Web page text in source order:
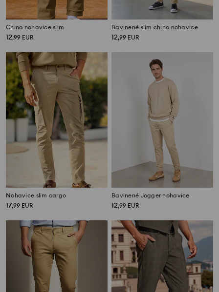
Chino nohavice slim
12,99 EUR
Bavlnené slim chino nohavice
12,99 EUR
Nohavice slim cargo
17,99 EUR
Bavlnené Jogger nohavice
12,99 EUR